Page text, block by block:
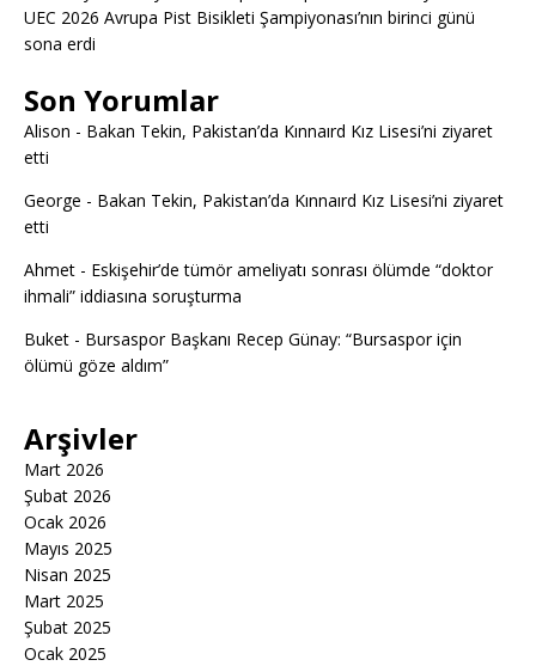
UEC 2026 Avrupa Pist Bisikleti Şampiyonası’nın birinci günü
sona erdi
Son Yorumlar
Alison - Bakan Tekin, Pakistan’da Kınnaırd Kız Lisesi’ni ziyaret
etti
George - Bakan Tekin, Pakistan’da Kınnaırd Kız Lisesi’ni ziyaret
etti
Ahmet - Eskişehir’de tümör ameliyatı sonrası ölümde “doktor
ihmali” iddiasına soruşturma
Buket - Bursaspor Başkanı Recep Günay: “Bursaspor için
ölümü göze aldım”
Arşivler
Mart 2026
Şubat 2026
Ocak 2026
Mayıs 2025
Nisan 2025
Mart 2025
Şubat 2025
Ocak 2025